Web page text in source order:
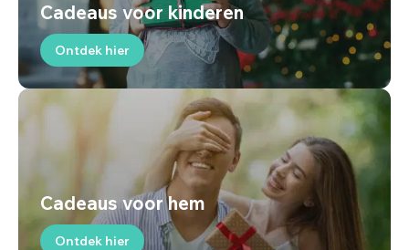
Cadeaus voor kinderen
Ontdek hier
Cadeaus voor hem
Ontdek hier